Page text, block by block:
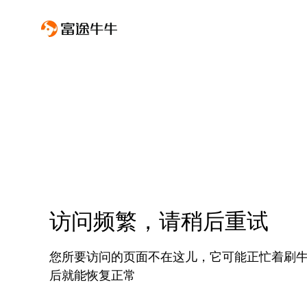
访问频繁，请稍后重试
您所要访问的页面不在这儿，它可能正忙着刷
后就能恢复正常